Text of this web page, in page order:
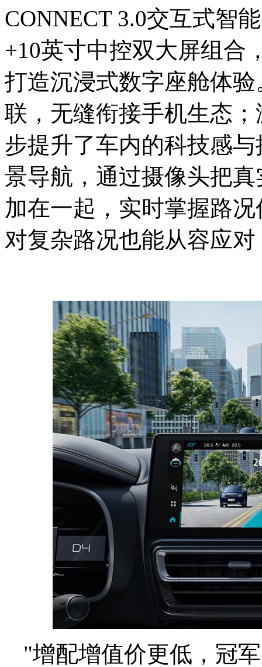
CONNECT 3.0交互式智
+10英寸中控双大屏组合
打造沉浸式数字座舱体
联，无缝衔接手机生态
步提升了车内的科技感
景导航，通过摄像头把
加在一起，实时掌握路
对复杂路况也能从容应
"增配增值价更低，冠